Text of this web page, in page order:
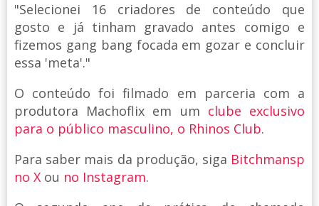
"Selecionei 16 criadores de conteúdo que
gosto e já tinham gravado antes comigo e
fizemos gang bang focada em gozar e concluir
essa 'meta'."
O conteúdo foi filmado em parceria com a
produtora Machoflix em um clube exclusivo
para o público masculino, o Rhinos Club.
Para saber mais da produção, siga Bitchmansp
no X ou no Instagram.